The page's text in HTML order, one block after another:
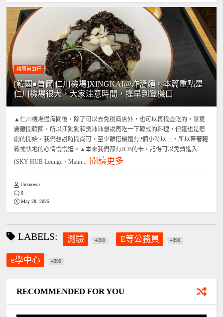
韓國自由行
[韓國●首爾|仁川機場]XINGKAI@炸醬麵。本篇重點是
仁川機場很大，大家注意時間，提早到登機口
▲仁川機場過海關後，除了可以去免稅商店外，也可以再找些吃的，畢竟
要離開韓國，所以江狗狗和吳沛沛想說再吃一下韓式的料理，但這也是悲
劇的開始，我們想說時間尚可，至少離搭機還有2個小時以上，所以帶著輕
鬆愉快地的心情慢慢逛。▲本來我們都有JCB的卡，記得可以免費進入
(SKY HUB Lounge、Matin...
閱讀更多
Unknown
0
May 28, 2025
LABELS: 測驗 4390 E等公務員 4390
e學中心 4390
RECOMMENDED FOR YOU